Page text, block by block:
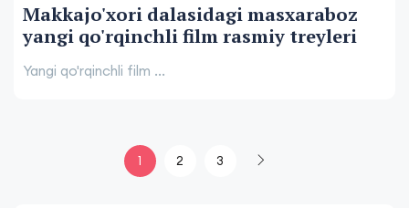
Makkajo'xori dalasidagi masxaraboz
yangi qo'rqinchli film rasmiy treyleri
Yangi qo'rqinchli film ...
1 2 3